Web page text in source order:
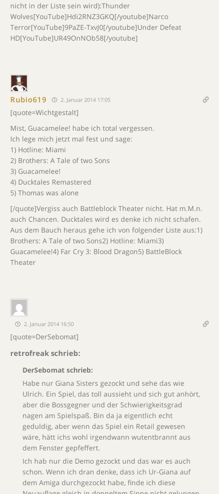
nicht in der Liste sein wird):Thunder
Wolves[YouTube]Hdi2RNZ3GKQ[/youtube]Narco
Terror[YouTube]9PaZE-TxvJ0[/youtube]Under Defeat
HD[YouTube]UR49OnNOb58[/youtube]
Rubio619 2. Januar 2014 17:05
[quote=Wichtgestalt]
Mist, Guacamelee! habe ich total vergessen.
Ich lege mich jetzt mal fest und sage:
1) Hotline: Miami
2) Brothers: A Tale of two Sons
3) Guacamelee!
4) Ducktales Remastered
5) Thomas was alone
[/quote]Vergiss auch Battleblock Theater nicht. Hat m.M.n.
auch Chancen. Ducktales wird es denke ich nicht schafen.
Aus dem Bauch heraus gehe ich von folgender Liste aus:1)
Brothers: A Tale of two Sons2) Hotline: Miami3)
Guacamelee!4) Far Cry 3: Blood Dragon5) BattleBlock
Theater
2. Januar 2014 16:50
[quote=DerSebomat]
retrofreak schrieb:
DerSebomat schrieb:
Habe nur Giana Sisters gezockt und sehe das wie
Ulrich. Ein Spiel, das toll aussieht und sich gut anhört,
aber die Bossgegner und der Schwierigkeitsgrad
nagen am Spielspaß. Bin da ja eigentlich echt
geduldig, aber wenn das Spiel ein Retail gewesen
wäre, hätt ichs wohl irgendwann wutentbrannt aus
dem Fenster gepfeffert.
Ich hab nur die Demo gezockt und das war es auch
schon. Wenn ich dran denke, dass ich Ur-Giana auf
dem Amiga durchgezockt habe, finde ich diese